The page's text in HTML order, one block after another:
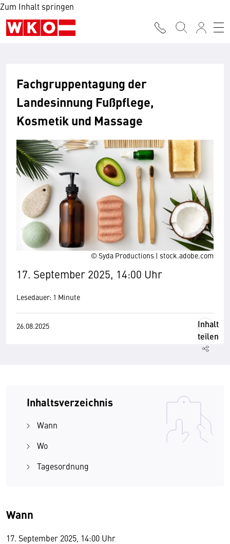
Zum Inhalt springen
© Syda Productions | stock.adobe.com
Fachgruppentagung der
Landesinnung Fußpflege,
Kosmetik und Massage
17. September 2025, 14:00 Uhr
Lesedauer: 1 Minute
26.08.2025
Inhalt
teilen
Inhaltsverzeichnis
Wann
Wo
Tagesordnung
Wann
17. September 2025, 14:00 Uhr